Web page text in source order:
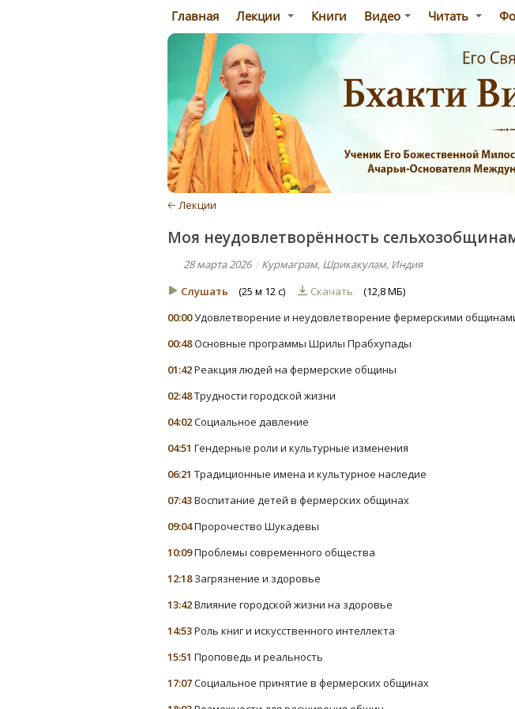
Главная Лекции Книги Видео Читать
🡠 Лекции
Моя неудовлетворённость
28 марта 2026| Курмаграм, Шрикакулам, Индия
Слушать
(25 м 12 с) Скачать
(12,8 МБ)
00:00Удовлетворение и неудовлетворение фермерскими
00:48Основные программы Шрилы Прабхупады
01:42Реакция людей на фермерские общины
02:48Трудности городской жизни
04:02Социальное давление
04:51 Гендерные роли и культурные изменения
06:21 Традиционные имена и культурное наследие
07:43Воспитание детей в фермерских общинах
09:04Пророчество Шукадевы
10:09Проблемы современного общества
12:18Загрязнение и здоровье
13:42Влияние городской жизни на здоровье
14:53Роль книг и искусственного интеллекта
15:51 Проповедь и реальность
17:07Социальное принятие в фермерских общинах